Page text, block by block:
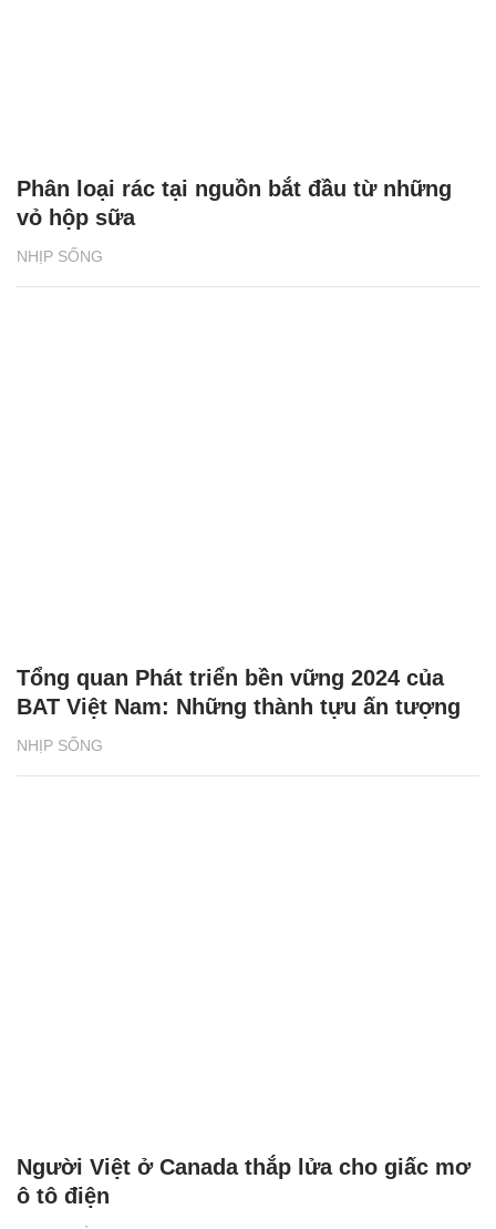
NHỊP SỐNG
Phân loại rác tại nguồn bắt đầu từ những
vỏ hộp sữa
NHỊP SỐNG
Tổng quan Phát triển bền vững 2024 của
BAT Việt Nam: Những thành tựu ấn tượng
Người Việt ở Canada thắp lửa cho giấc mơ
ô tô điện